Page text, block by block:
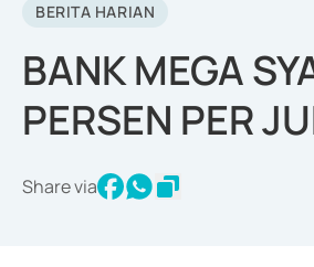
BERITA HARIAN
BANK MEGA
PERSEN PER
Share via